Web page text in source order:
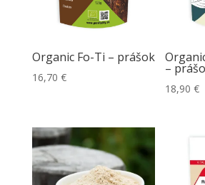
Organic Fo-Ti – prášok
16,70 €
–
18,90€